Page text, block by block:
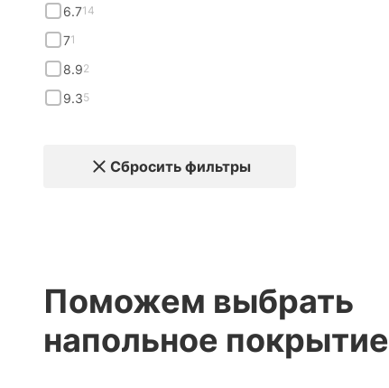
6.714
71
8.92
9.35
Сбросить фильтры
Поможем выбрать
напольное покрытие